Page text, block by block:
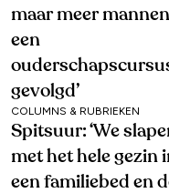
maar meer mannen
een
gevolgd’
COLUMNS & RUBRIEKEN
Spitsuur: ‘We
met het hele gezin
een familiebed en